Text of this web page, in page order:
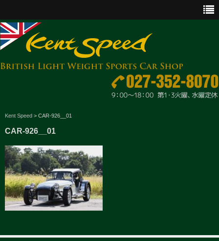
CAR SALES
PARTS
ENGINE MAINTENANCE
OTHER WORKS
GOODS & ACCESSORIES
Kent Speed > CAR-926__01
CAR-926__01